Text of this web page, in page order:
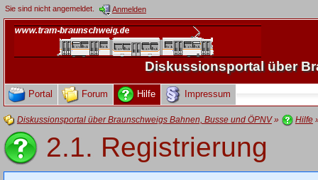
Sie sind nicht angemeldet. Anmelden
Diskussionsportal über
Portal Forum Hilfe Impressum
Diskussionsportal über Braunschweigs Bahnen, Busse und ÖPNV» Hilfe
2.1. Registrierung